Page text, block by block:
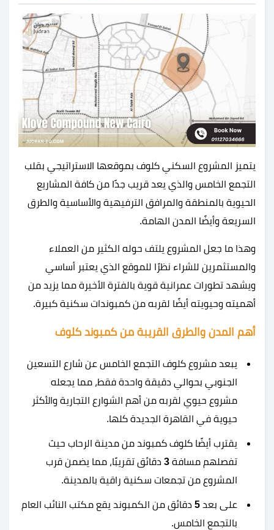
يتميز المشروع السكني كلوف بموقعها الاستراتيجي بقلب
التجمع الخامس والذي يعد قريب جدًا من كافة المشاريع
الحيوية بالمنطقة والمرافق الترفيهية والأساسية والطرق
السريعة وأيضًا المدن الهامة.
وهذا ما جعل المشروع يلتف حوله الكثير من العملاء
والمستثمرين للشراء نظرًا للموقع الذي يعتبر أساسي
ويشهد تطورات عمرانية قوية بالفترة الأخيرة مما يزيد من
أهميته وحيويته أيضًا لقربه من كمبوندات سكنية كبيرة.
أهم المدن والطرق القريبة من كمبوند كلوف
يبعد مشروع كلوف التجمع الخامس عن شارع التسعين
الجنوبي بحوالي دقيقة واحدة فقط، مما يجعله
مشروع حيوي لقربه من أهم الشوارع التجارية والأكثر
حيوية في القاهرة الجديدة كلها.
يقترب أيضًا كلوف كمبوند من مدينة الرحاب حيث
تفصلهم مسافة 3 دقائق تقريبًا، مما يضمن قرب
المشروع من تجمعات سكنية راقية بالمدينة.
على بعد 5 دقائق من الكمبوند يقع مكتب النائب العام
بالتجمع الخامس.